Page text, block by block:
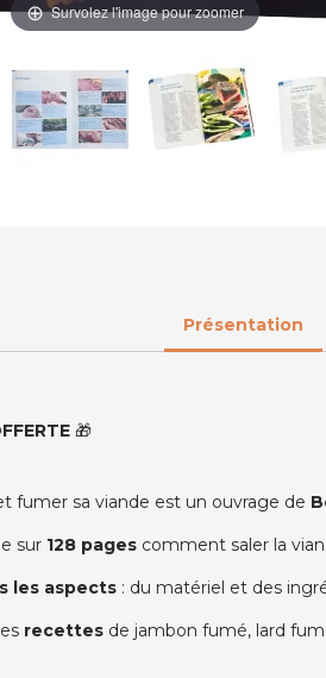
Survolez l'image pour zoomer
Présentation
🎁
fumer sa viande est un ouvrage de
sur 128 pages comment saler la
les aspects : du matériel et des
recettes de jambon fumé, lard